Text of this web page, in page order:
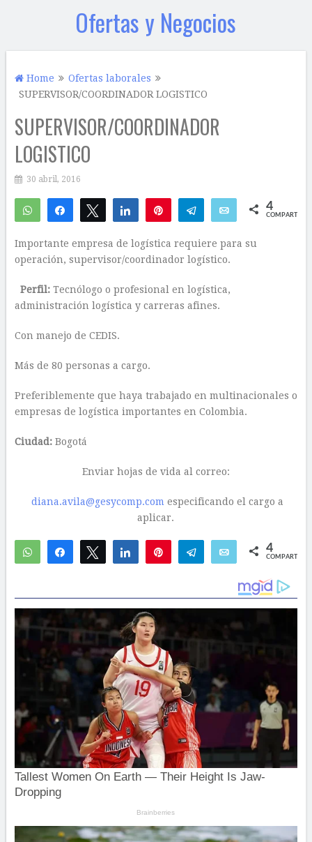
Ofertas y Negocios
Home
Ofertas laborales
SUPERVISOR/COORDINADOR LOGISTICO
SUPERVISOR/COORDINADOR
LOGISTICO
30 abril, 2016
WhatsAppCompartirTwittear Compartir Telegram Email 4
COMPARTIR
Importante empresa de logística requiere para su
operación, supervisor/coordinador logístico.
Perfil: Tecnólogo o profesional en logística,
administración logística y carreras afines.
Con manejo de CEDIS.
Más de 80 personas a cargo.
Preferiblemente que haya trabajado en multinacionales o
empresas de logística importantes en Colombia.
Ciudad:Bogotá
Enviar hojas de vida al correo:
diana.avila@gesycomp.com especificando el cargo a
aplicar.
WhatsAppCompartirTwittear Compartir Telegram Email 4
COMPARTIR